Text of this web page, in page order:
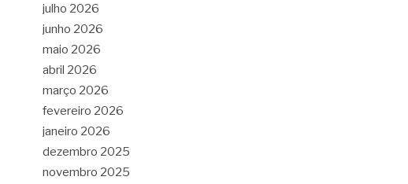
julho 2026
junho 2026
maio 2026
abril 2026
março 2026
fevereiro 2026
janeiro 2026
dezembro 2025
novembro 2025